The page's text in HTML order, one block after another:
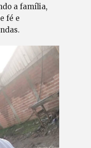
a família,
fé e